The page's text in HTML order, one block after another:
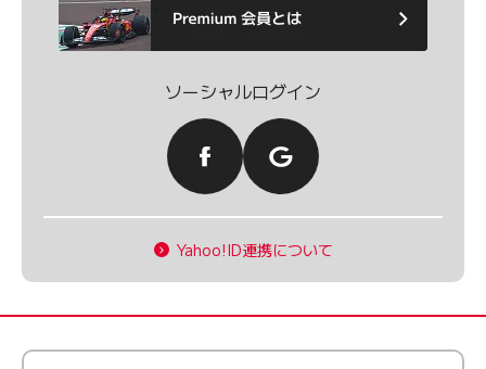
ソーシャルログイン
Yahoo!ID連携について